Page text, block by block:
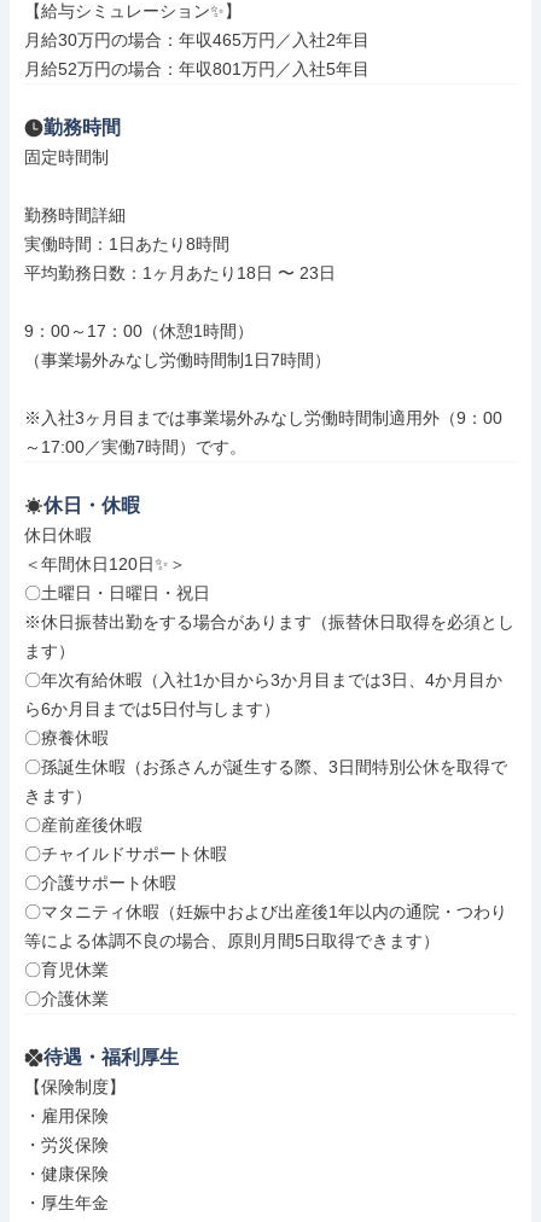
【給与シミュレーション✨】
月給30万円の場合：年収465万円／入社2年目
月給52万円の場合：年収801万円／入社5年目
勤務時間
固定時間制
勤務時間詳細
実働時間：1日あたり8時間
平均勤務日数：1ヶ月あたり18日 〜 23日
9：00～17：00（休憩1時間）
（事業場外みなし労働時間制1日7時間）
※入社3ヶ月目までは事業場外みなし労働時間制適用外（9：00
～17:00／実働7時間）です。
休日・休暇
休日休暇
＜年間休日120日✨＞
〇土曜日・日曜日・祝日
※休日振替出勤をする場合があります（振替休日取得を必須とし
ます）
〇年次有給休暇（入社1か目から3か月目までは3日、4か月目か
ら6か月目までは5日付与します）
〇療養休暇
〇孫誕生休暇（お孫さんが誕生する際、3日間特別公休を取得で
きます）
〇産前産後休暇
〇チャイルドサポート休暇
〇介護サポート休暇
〇マタニティ休暇（妊娠中および出産後1年以内の通院・つわり
等による体調不良の場合、原則月間5日取得できます）
〇育児休業
〇介護休業
待遇・福利厚生
【保険制度】
・雇用保険
・労災保険
・健康保険
・厚生年金